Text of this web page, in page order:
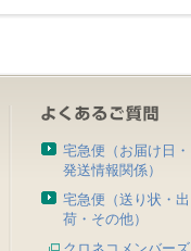
宅急便（お届け日・
発送情報関係）
宅急便（送り状・出
荷・その他）